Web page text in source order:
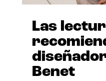
Las
Benet